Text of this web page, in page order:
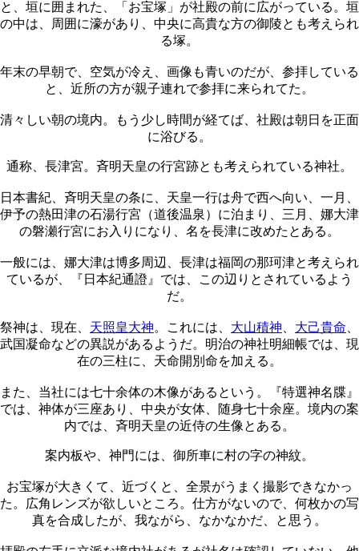
と、垣に囲まれた、「お宝塚」が社殿の前に広がっている。垣
の中は、周囲に濠があり、中央に高貴な方の御陵とも考えられ
る塚。
年末の早朝で、空気が冷え、画像も青いのだが、参拝している
と、近所の方が親子連れで参拝に来られてた。
清々しい朝の境内。もう少し時間が経てば、社殿は朝日を正面
に浴びる。
通称、長津宮。斉明天皇の行宮跡とも考えられている神社。
日本書紀、斉明天皇の条に、天皇一行は舟で西へ向い、一月、
伊予の熱田津の石湯行宮（道後温泉）に泊まり、三月、娜大津
の磐瀬行宮にお入りになり、名を長津に改めたとある。
一般には、娜大津は博多周辺、長津は福岡の那珂津と考えられ
ているが、『日本紀通證』では、この辺りとされているよう
だ。
祭神は、現在、 天照皇大神。これには、 大山積神 大己貴命
武国凝命などの異説があるようだ。明治の神社明細帳では、現
在の三柱に、天命開別命を加える。
また、当社には七十余体の木像があるという。『特選神名牒』
では、神体が三座あり、中央が女体、随身七十余座。境内の案
内では、斉明天皇の近侍の生像とある。
案内板や、神門には、御所車に村の字の神紋。
お宝塚が大きくて、近づくと、全景がうまく撮影できなかっ
た。広角レンズが欲しいところ。仕方がないので、何枚かの写
真を合成したが、我ながら、なかなかだ、と思う。